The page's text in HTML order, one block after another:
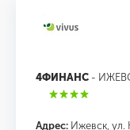
4ФИНАНС -
Адрес: Ижевск, ул.